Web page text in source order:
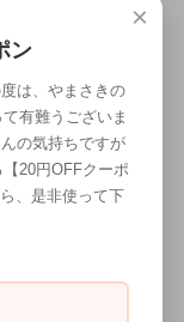
×
ン
は、やまさきの
有難うございま
の気持ちですが
20円OFFクーポ
、是非使って下